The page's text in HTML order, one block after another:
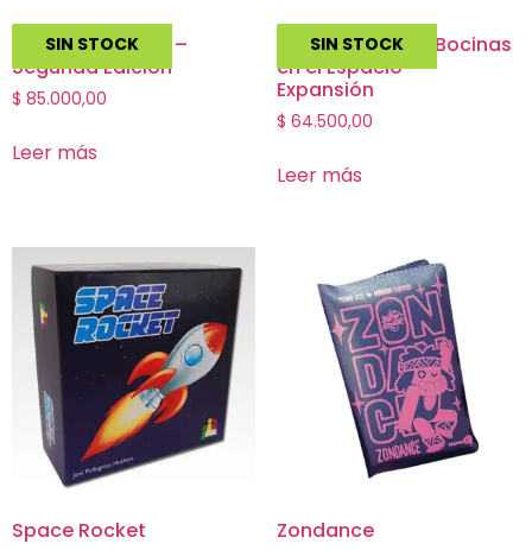
SIN STOCK
Dungeon Fighter –
Segunda Edición
$ 85.000,00
Leer más
SIN STOCK
Galaxy Trucker : Bocinas
en el Espacio –
Expansión
$ 64.500,00
Leer más
Space Rocket Zondance